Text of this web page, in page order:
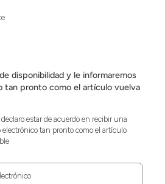
disponibilidad y le informaremos
tan pronto como el artículo vuelva
estar de acuerdo en recibir una
electrónico tan pronto como el artículo